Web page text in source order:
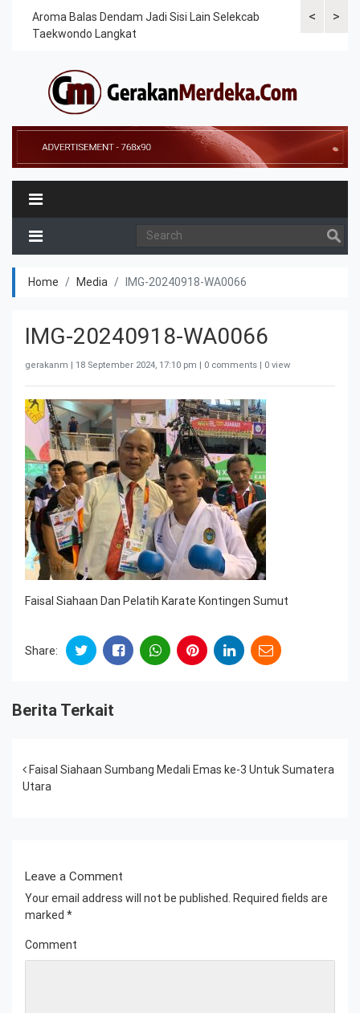
<
Aroma Balas Dendam Jadi Sisi Lain Selekcab
Taekwondo Langkat
>
Home Media IMG-20240918-WA0066
IMG-20240918-WA0066
gerakanm | 18 September 2024, 17:10 pm | 0 comments | 0 view
Faisal Siahaan Dan Pelatih Karate Kontingen Sumut
Share:
Berita Terkait
Post navigation
Faisal Siahaan Sumbang Medali Emas ke-3 Untuk Sumatera
Utara
Leave a Comment
Your email address will not be published.
Required fields are
marked *
Comment